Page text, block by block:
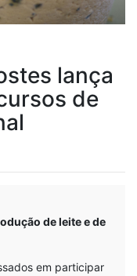
lança
de
de leite e de
em participar